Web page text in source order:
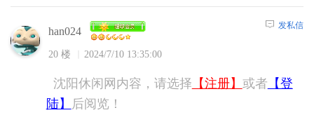
han024
20 楼 2024/7/10 13:35:00
发私信
沈阳休闲网内容，请选择 【注册】 或者 【登
陆】
后阅览！